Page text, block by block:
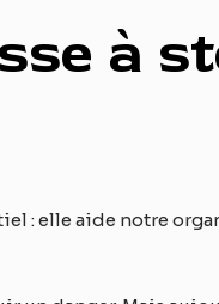
à
: elle aide notre